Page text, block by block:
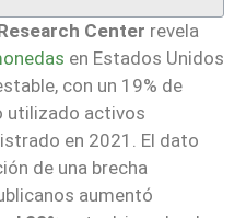
Center revela
en Estados Unidos
con un 19% de
utilizado activos
en 2021. El dato
de una brecha
aumentó